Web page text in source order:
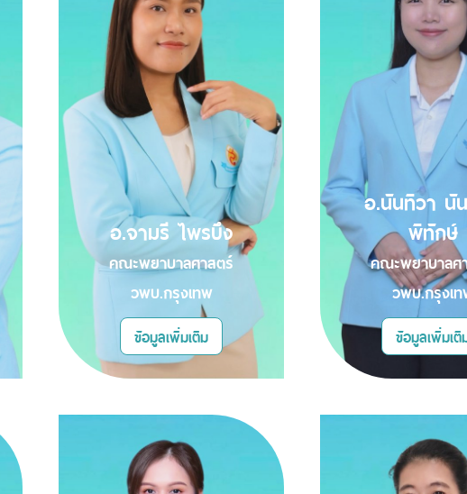
อ.จามรี ไพรบึง
คณะพยาบาลศาสตร์
วพบ.กรุงเทพ
ข้อมูลเพิ่มเติม
อ.นันทิวา นั
พิทักษ์
คณะพยาบาลศ
วพบ.กรุงเ
ข้อมูลเพิ่มเติ